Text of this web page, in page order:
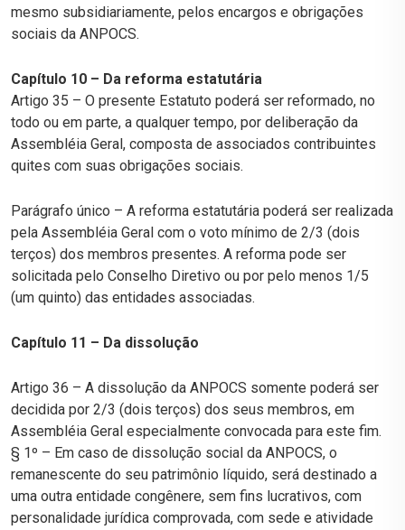
mesmo subsidiariamente, pelos encargos e obrigações
sociais da ANPOCS.
Capítulo 10 – Da reforma estatutária
Artigo 35 – O presente Estatuto poderá ser reformado, no
todo ou em parte, a qualquer tempo, por deliberação da
Assembléia Geral, composta de associados contribuintes
quites com suas obrigações sociais.
Parágrafo único – A reforma estatutária poderá ser realizada
pela Assembléia Geral com o voto mínimo de 2/3 (dois
terços) dos membros presentes. A reforma pode ser
solicitada pelo Conselho Diretivo ou por pelo menos 1/5
(um quinto) das entidades associadas.
Capítulo 11 – Da dissolução
Artigo 36 – A dissolução da ANPOCS somente poderá ser
decidida por 2/3 (dois terços) dos seus membros, em
Assembléia Geral especialmente convocada para este fim.
§ 1º – Em caso de dissolução social da ANPOCS, o
remanescente do seu patrimônio líquido, será destinado a
uma outra entidade congênere, sem fins lucrativos, com
personalidade jurídica comprovada, com sede e atividade